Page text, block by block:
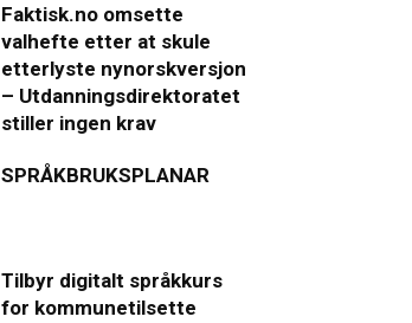
Faktisk.no omsette
valhefte etter at skule
etterlyste nynorskversjon
– Utdanningsdirektoratet
stiller ingen krav
SPRÅKBRUKSPLANAR
Tilbyr digitalt språkkurs
for kommunetilsette